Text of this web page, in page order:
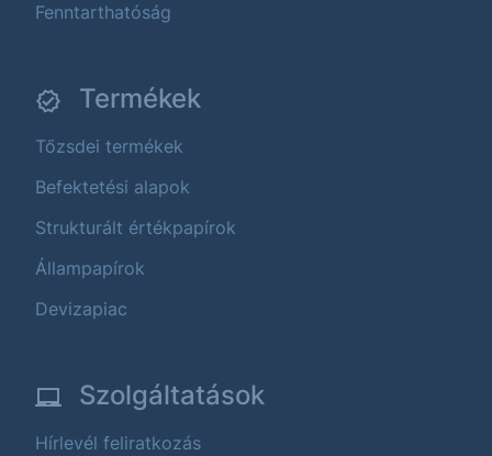
Fenntarthatóság
Termékek
Tőzsdei termékek
Befektetési alapok
Strukturált értékpapírok
Állampapírok
Devizapiac
Szolgáltatások
Hírlevél feliratkozás